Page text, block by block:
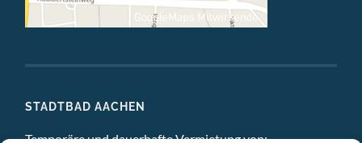
STADTBAD AACHEN
Temporäre und dauerhafte Vermietung von: